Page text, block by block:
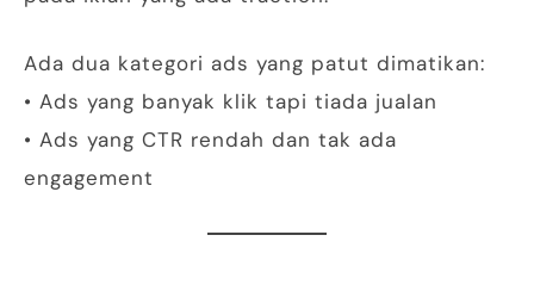
Ada dua kategori ads yang patut dimatikan:
• Ads yang banyak klik tapi tiada jualan
• Ads yang CTR rendah dan tak ada
engagement